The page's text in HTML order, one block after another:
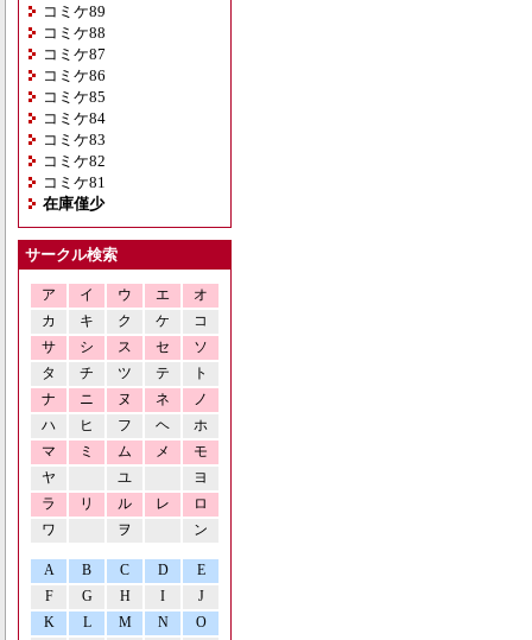
コミケ89
コミケ88
コミケ87
コミケ86
コミケ85
コミケ84
コミケ83
コミケ82
コミケ81
在庫僅少
サークル検索
ア イ ウ エ
オ
カ
キ ク ケ
コ
サ
シ ス セ
ソ
タ
チ ツ テ
ト
ナ
ニ ヌ ネ
ノ
ハ
ヒ フ ヘ
ホ
マ
ミ ム メ
モ
ヤ
ユ
ヨ
ラ
リ ル レ
ロ
ワ
ヲ ン
A B C D
E
F
G H I
J
K
L M N O